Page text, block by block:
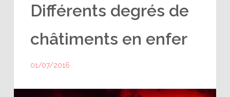
Différents degrés de
châtiments en enfer
01/07/2016